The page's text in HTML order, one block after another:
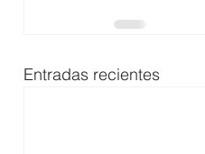
Entradas recientes